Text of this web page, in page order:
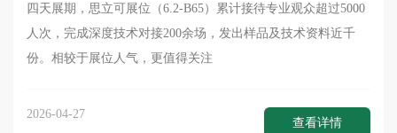
四天展期，思立可展位（6.2-B65）累计接待专业观众超过5000
人次，完成深度技术对接200余场，发出样品及技术资料近千
份。相较于展位人气，更值得关注
2026-04-27
查看详情